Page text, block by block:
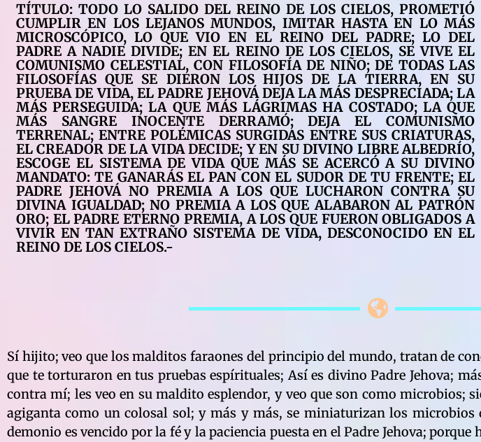
TÍTULO: TODO LO SALIDO DEL REINO DE LOS CIELOS, PROMETIÓ
CUMPLIR EN LOS LEJANOS MUNDOS, IMITAR HASTA EN LO MÁS
MICROSCÓPICO, LO QUE VIO EN EL REINO DEL PADRE; LO DEL
PADRE A NADIE DIVIDE; EN EL REINO DE LOS CIELOS, SE VIVE EL
COMUNISMO CELESTIAL, CON FILOSOFÍA DE NIÑO; DE TODAS LAS
FILOSOFÍAS QUE SE DIERON LOS HIJOS DE LA TIERRA, EN SU
PRUEBA DE VIDA, EL PADRE JEHOVÁ DEJA LA MÁS DESPRECIADA; LA
MÁS PERSEGUIDA; LA QUE MÁS LÁGRIMAS HA COSTADO; LA QUE
MÁS SANGRE INOCENTE DERRAMÓ; DEJA EL COMUNISMO
TERRENAL; ENTRE POLÉMICAS SURGIDAS ENTRE SUS CRIATURAS,
EL CREADOR DE LA VIDA DECIDE; Y EN SU DIVINO LIBRE ALBEDRÍO,
ESCOGE EL SISTEMA DE VIDA QUE MÁS SE ACERCÓ A SU DIVINO
MANDATO: TE GANARÁS EL PAN CON EL SUDOR DE TU FRENTE; EL
PADRE JEHOVÁ NO PREMIA A LOS QUE LUCHARON CONTRA SU
DIVINA IGUALDAD; NO PREMIA A LOS QUE ALABARON AL PATRÓN
ORO; EL PADRE ETERNO PREMIA, A LOS QUE FUERON OBLIGADOS A
VIVIR EN TAN EXTRAÑO SISTEMA DE VIDA, DESCONOCIDO EN EL
REINO DE LOS CIELOS.-
Sí hijito; veo que los malditos faraones del principio del mundo, tratan de
que te torturaron en tus pruebas espírituales; Así es divino Padre Jehova;
contra mí; les veo en su maldito esplendor, y veo que son como microbios;
agiganta como un colosal sol; y más y más, se miniaturizan los microbios
demonio es vencido por la fé y la paciencia puesta en el Padre Jehova;